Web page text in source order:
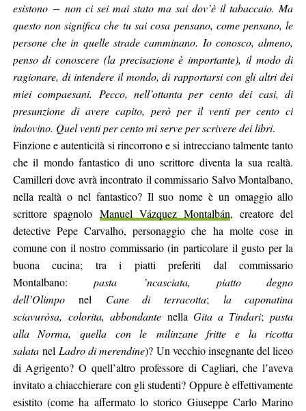
esistono − non ci sei mai stato ma sai dov’è il tabaccaio. Ma
questo non significa che tu sai cosa pensano, come pensano, le
persone che in quelle strade camminano. Io conosco, almeno,
penso di conoscere (la precisazione è importante), il modo di
ragionare, di intendere il mondo, di rapportarsi con gli altri dei
miei compaesani. Pecco, nell’ottanta per cento dei casi, di
presunzione di avere capito, però per il venti per cento ci
indovino. Quel venti per cento mi serve per scrivere dei libri.
Finzione e autenticità si rincorrono e si intrecciano talmente tanto
che il mondo fantastico di uno scrittore diventa la sua realtà.
Camilleri dove avrà incontrato il commissario Salvo Montalbano,
nella realtà o nel fantastico? Il suo nome è un omaggio allo
scrittore spagnoloManuel Vázquez Montalbán, creatore del
detective Pepe Carvalho, personaggio che ha molte cose in
comune con il nostro commissario (in particolare il gusto per la
buona cucina; tra i piatti preferiti dal commissario
Montalbano:pasta
’ncasciata, piatto degno
dell’Olimponel Cane di terracotta; la caponatina
sciavuròsa, colorita, abbondantenellaGita a Tindari;pasta
alla Norma, quella con le
milinzane fritte e la ricotta
salata nelLadro di merendine)? Un vecchio insegnante del liceo
di Agrigento? O quell’altro professore di Cagliari, che l’aveva
invitato a chiacchierare con gli studenti? Oppure è effettivamente
esistito (come ha affermato lo storico Giuseppe Carlo Marino